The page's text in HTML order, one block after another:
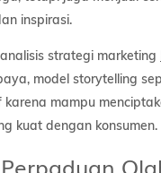
inspirasi.
strategi marketing
model storytelling
mampu
kuat dengan konsumen.